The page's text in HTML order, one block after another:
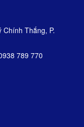
Thắng, P.
789 770